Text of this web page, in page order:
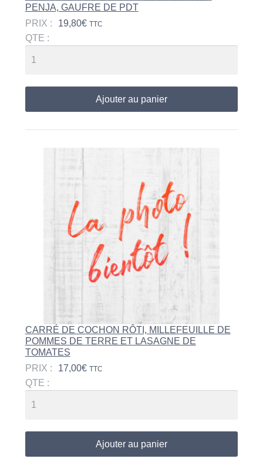
PENJA, GAUFRE DE PDT
PRIX :
19,80€ TTC
QTE :
Ajouter au panier
CARRÉ DE COCHON RÔTI, MILLEFEUILLE DE
POMMES DE TERRE ET LASAGNE DE
TOMATES
PRIX :
17,00€ TTC
QTE :
Ajouter au panier